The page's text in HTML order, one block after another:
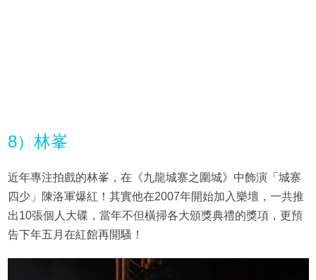
8）林峯
近年專注拍戲的林峯，在《九龍城寨之圍城》中飾演「城寨
四少」陳洛軍爆紅！其實他在2007年開始加入樂壇，一共推
出10張個人大碟，當年不但橫掃各大頒獎典禮的獎項，更預
告下年五月在紅館再開騷！